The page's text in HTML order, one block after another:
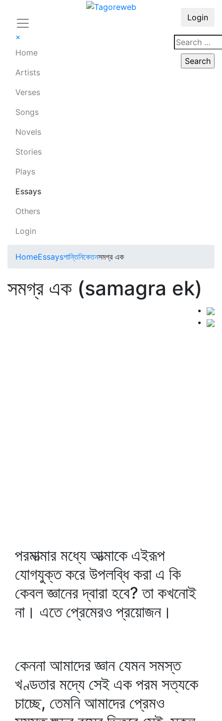
×
Home
Artists
Verses
Songs
Novels
Stories
Plays
Essays
Others
Login
Login
HomeEssaysশান্তিনিকেতনসমগ্র এক
সমগ্র এক (samagra ek)
পরমাত্মার মধ্যে আত্মাকে এইরূপ
যোগযুক্ত করে উপলব্ধি করা এ কি
কেবল জ্ঞানের দ্বারা হবে? তা কখনোই
না। এতে প্রেমেরও প্রয়োজন।
কেননা আমাদের জ্ঞান যেমন সমস্ত
খণ্ডতার মদ্যে সেই এক পরম সত্যকে
চাচ্ছে, তেমনি আমাদের প্রেমও